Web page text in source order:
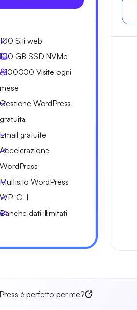
100 Siti web
100 GB SSD NVMe
~100000 Visite ogni
mese
Gestione WordPress
gratuita
Email gratuite
Accelerazione
WordPress
Multisito WordPress
WP-CLI
Banche dati illimitati
è perfetto per me?